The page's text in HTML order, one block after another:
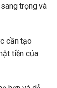
trọng và
cần tạo
tiền của